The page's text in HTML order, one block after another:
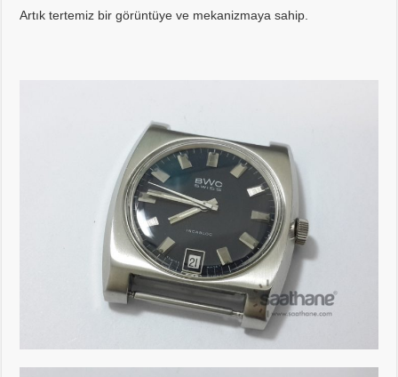
Artık tertemiz bir görüntüye ve mekanizmaya sahip.